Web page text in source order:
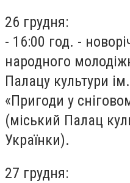
26 грудня:
- 16:00 год. -
народного
Палацу культури
«Пригоди у
(міський Палац
Українки).
27 грудня: